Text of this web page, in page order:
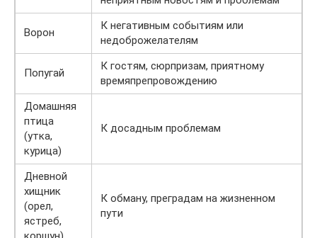
Ворон
К негативным событиям или
недоброжелателям
Попугай
К гостям, сюрпризам, приятному
времяпрепровождению
Домашняя
птица
(утка,
курица)
К досадным проблемам
Дневной
хищник
(орел,
ястреб,
К обману, преградам на жизненном
пути